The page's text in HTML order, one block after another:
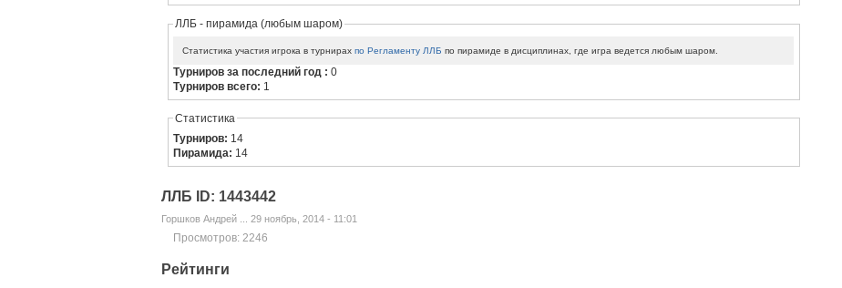
ЛЛБ - пирамида (любым шаром)
Статистика участия игрока в турнирахпо Регламенту ЛЛБ по пирамиде в дисциплинах, где игра ведется любым шаром.
Турниров за последний год :0
Турниров всего: 1
Статистика
Турниров: 14
Пирамида: 14
ЛЛБ ID: 1443442
Горшков Андрей ... 29 ноябрь, 2014 - 11:01
Просмотров: 2246
Рейтинги